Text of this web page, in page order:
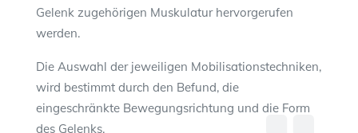
Gelenk zugehörigen Muskulatur hervorgerufen
werden.
Die Auswahl der jeweiligen Mobilisationstechniken,
wird bestimmt durch den Befund, die
eingeschränkte Bewegungsrichtung und die Form
des Gelenks.